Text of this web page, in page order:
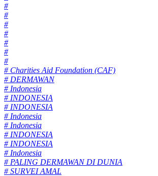
#
#
#
#
#
#
#
# Charities Aid Foundation (CAF)
# DERMAWAN
# Indonesia
# INDONESIA
# INDONESIA
# Indonesia
# Indonesia
# INDONESIA
# INDONESIA
# Indonesia
# PALING DERMAWAN DI DUNIA
# SURVEI AMAL